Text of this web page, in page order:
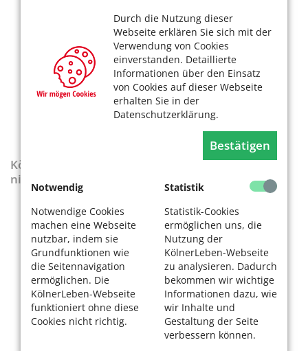
Durch die Nutzung dieser
Webseite erklären Sie sich mit der
Verwendung von Cookies
einverstanden. Detaillierte
Informationen über den Einsatz
von Cookies auf dieser Webseite
erhalten Sie in der
Datenschutzerklärung.
Bestätigen
Notwendig
Notwendige Cookies
machen eine Webseite
nutzbar, indem sie
Grundfunktionen wie
die Seitennavigation
ermöglichen. Die
KölnerLeben-Webseite
funktioniert ohne diese
Cookies nicht richtig.
Statistik
Statistik-Cookies
ermöglichen uns, die
Nutzung der
KölnerLeben-Webseite
zu analysieren. Dadurch
bekommen wir wichtige
Informationen dazu, wie
wir Inhalte und
Gestaltung der Seite
verbessern können.
KölnerLeben-Sonderausgabe „Wenn die Rente
nicht reicht“